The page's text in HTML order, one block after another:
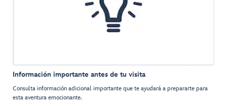
Información importante antes de tu visita
Consulta información adicional importante que te ayudará a prepararte para
esta aventura emocionante.